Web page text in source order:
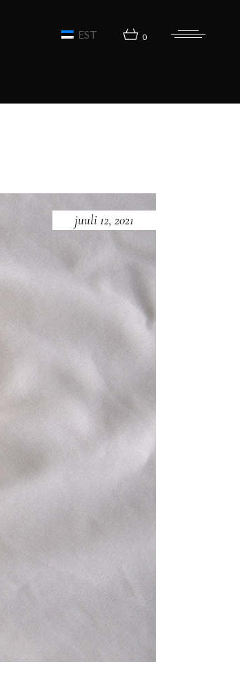
EST 0
juuli 12, 2021